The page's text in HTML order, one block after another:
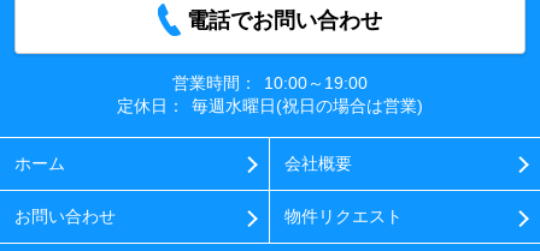
電話でお問い合わせ
営業時間：
10:00～19:00
定休日：
毎週水曜日(祝日の場合は営業)
ホーム 会社概要
お問い合わせ 物件リクエスト